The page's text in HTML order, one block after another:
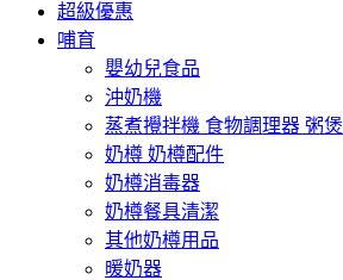
超級優惠
哺育
嬰幼兒食品
沖奶機
蒸煮攪拌機 食物調理器 粥煲
奶樽 奶樽配件
奶樽消毒器
奶樽餐具清潔
其他奶樽用品
暖奶器